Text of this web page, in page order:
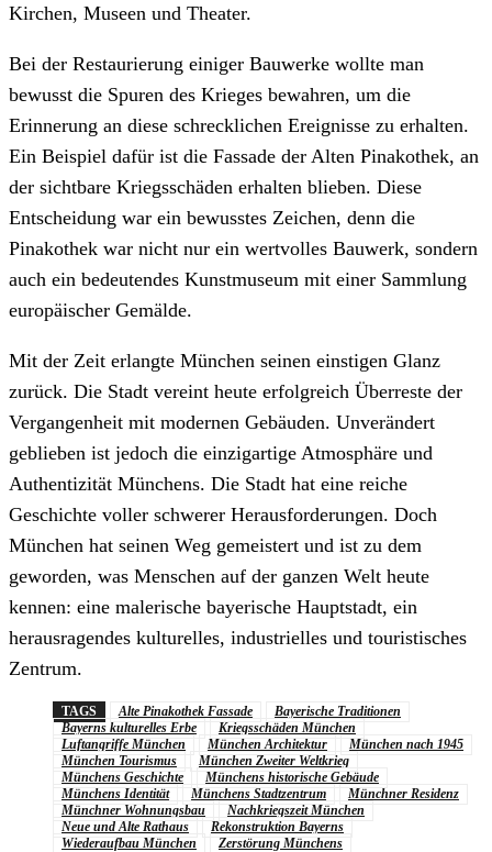
Kirchen, Museen und Theater.
Bei der Restaurierung einiger Bauwerke wollte man
bewusst die Spuren des Krieges bewahren, um die
Erinnerung an diese schrecklichen Ereignisse zu erhalten.
Ein Beispiel dafür ist die Fassade der Alten Pinakothek, an
der sichtbare Kriegsschäden erhalten blieben. Diese
Entscheidung war ein bewusstes Zeichen, denn die
Pinakothek war nicht nur ein wertvolles Bauwerk, sondern
auch ein bedeutendes Kunstmuseum mit einer Sammlung
europäischer Gemälde.
Mit der Zeit erlangte München seinen einstigen Glanz
zurück. Die Stadt vereint heute erfolgreich Überreste der
Vergangenheit mit modernen Gebäuden. Unverändert
geblieben ist jedoch die einzigartige Atmosphäre und
Authentizität Münchens. Die Stadt hat eine reiche
Geschichte voller schwerer Herausforderungen. Doch
München hat seinen Weg gemeistert und ist zu dem
geworden, was Menschen auf der ganzen Welt heute
kennen: eine malerische bayerische Hauptstadt, ein
herausragendes kulturelles, industrielles und touristisches
Zentrum.
TAGS Alte Pinakothek Fassade
Bayerische Traditionen
Bayerns kulturelles Erbe
Kriegsschäden München
Luftangriffe München
München Architektur
München nach 1945
München Tourismus
München Zweiter Weltkrieg
Münchens Geschichte
Münchens historische Gebäude
Münchens Identität
Münchens Stadtzentrum
Münchner Residenz
Münchner Wohnungsbau
Nachkriegszeit München
Neue und Alte Rathaus
Rekonstruktion Bayerns
Wiederaufbau München
Zerstörung Münchens